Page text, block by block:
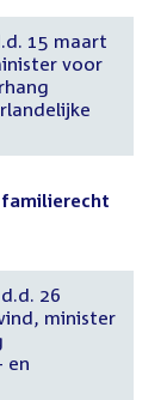
15 maart
voor
26
minister
en